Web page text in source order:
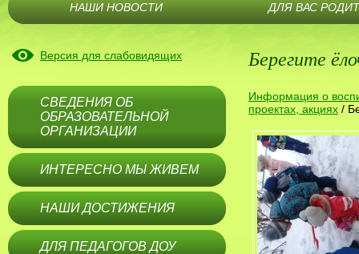
Версия для слабовидящих
СВЕДЕНИЯ ОБ
ОБРАЗОВАТЕЛЬНОЙ
ОРГАНИЗАЦИИ
ИНТЕРЕСНО МЫ ЖИВЕМ
НАШИ ДОСТИЖЕНИЯ
ДЛЯ ПЕДАГОГОВ ДОУ
Берегите
Информация о
проектах, акциях /
НАШИ НОВОСТИ ДЛЯ ВАС